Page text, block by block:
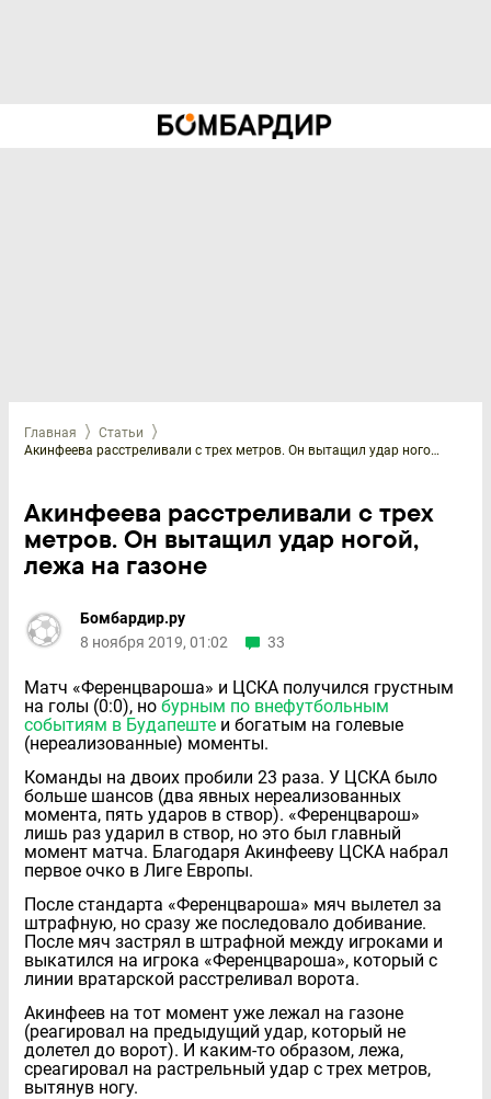
Главная
Статьи
Акинфеева расстреливали с трех метров. Он вытащил удар ногой, лежа на газоне
Акинфеева расстреливали с трех
метров. Он вытащил удар ногой,
лежа на газоне
Бомбардир.ру
8 ноября 2019, 01:02
33
Матч «Ференцвароша» и ЦСКА получился грустным
на голы (0:0), но бурным по внефутбольным
событиям в Будапеште и богатым на голевые
(нереализованные) моменты.
Команды на двоих пробили 23 раза. У ЦСКА было
больше шансов (два явных нереализованных
момента, пять ударов в створ). «Ференцварош»
лишь раз ударил в створ, но это был главный
момент матча. Благодаря Акинфееву ЦСКА набрал
первое очко в Лиге Европы.
После стандарта «Ференцвароша» мяч вылетел за
штрафную, но сразу же последовало добивание.
После мяч застрял в штрафной между игроками и
выкатился на игрока «Ференцвароша», который с
линии вратарской расстреливал ворота.
Акинфеев на тот момент уже лежал на газоне
(реагировал на предыдущий удар, который не
долетел до ворот). И каким-то образом, лежа,
среагировал на растрельный удар с трех метров,
вытянув ногу.